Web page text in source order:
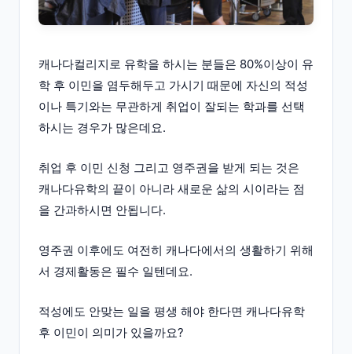
캐나다컬리지로 유학을 하시는 분들은 80%이상이 유
학 후 이민을 염두해두고 가시기 때문에 자신의 적성
이나 특기와는 무관하게 취업이 잘되는 학과를 선택
하시는 경우가 많은데요.
취업 후 이민 신청 그리고 영주권을 받게 되는 것은
캐나다유학의 끝이 아니라 새로운 삶의 시이라는 점
을 간과하시면 안됩니다.
영주권 이후에도 여전히 캐나다에서의 생활하기 위해
서 경제활동은 필수 일텐데요.
적성에도 안맞는 일을 평생 해야 한다면 캐나다유학
후 이민이 의미가 있을까요?